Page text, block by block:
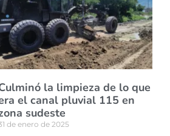
la limpieza de lo que
el canal pluvial 115 en
sudeste
de enero de 2025